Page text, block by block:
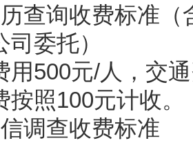
查询收费标准（
委托）
用500元/人，交
照100元计收。
调查收费标准